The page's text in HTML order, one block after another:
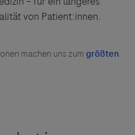
von Patient:innen.
machen uns zum größten